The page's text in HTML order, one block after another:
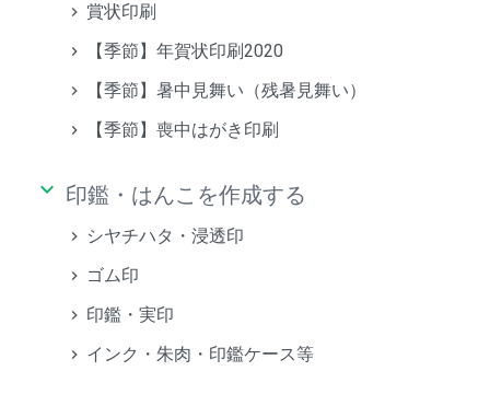
賞状印刷
【季節】年賀状印刷2020
【季節】暑中見舞い（残暑見舞い）
【季節】喪中はがき印刷
keyboard_arrow_down 印鑑・はんこを作成する
シヤチハタ・浸透印
ゴム印
印鑑・実印
インク・朱肉・印鑑ケース等